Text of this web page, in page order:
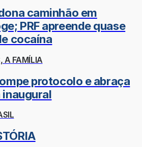
caminhão em
PRF apreende quase
cocaína
A FAMÍLIA
protocolo e abraça
inaugural